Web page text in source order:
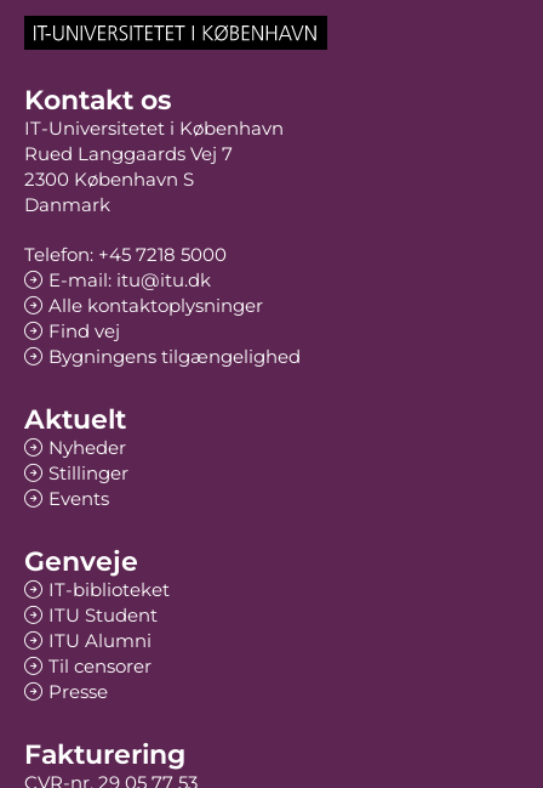
Kontakt os
IT-Universitetet i København
Rued Langgaards Vej 7
2300 København S
Danmark
Telefon: +45 7218 5000
E-mail: itu@itu.dk
Alle kontaktoplysninger
Find vej
Bygningens tilgængelighed
Aktuelt
Nyheder
Stillinger
Events
Genveje
IT-biblioteket
ITU Student
ITU Alumni
Til censorer
Presse
Fakturering
CVR-nr. 29 05 77 53